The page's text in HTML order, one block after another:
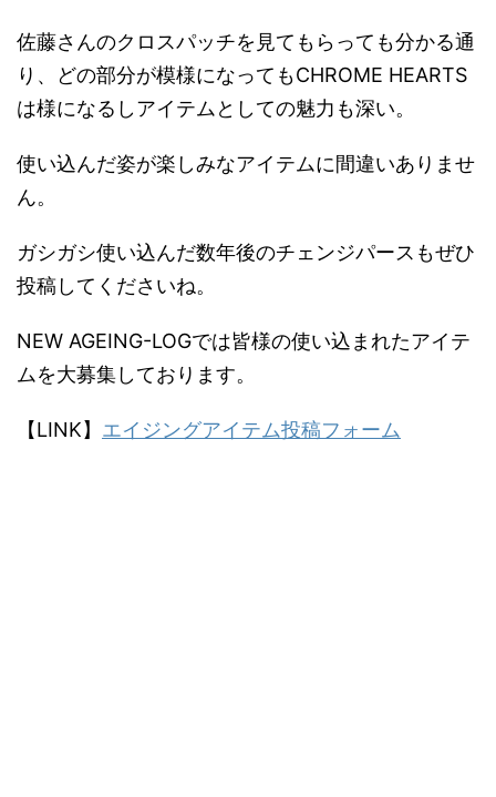
佐藤さんのクロスパッチを見てもらっても分かる通
り、どの部分が模様になってもCHROME HEARTS
は様になるしアイテムとしての魅力も深い。
使い込んだ姿が楽しみなアイテムに間違いありませ
ん。
ガシガシ使い込んだ数年後のチェンジパースもぜひ
投稿してくださいね。
NEW AGEING-LOGでは皆様の使い込まれたアイテ
ムを大募集しております。
【LINK】 エイジングアイテム投稿フォーム